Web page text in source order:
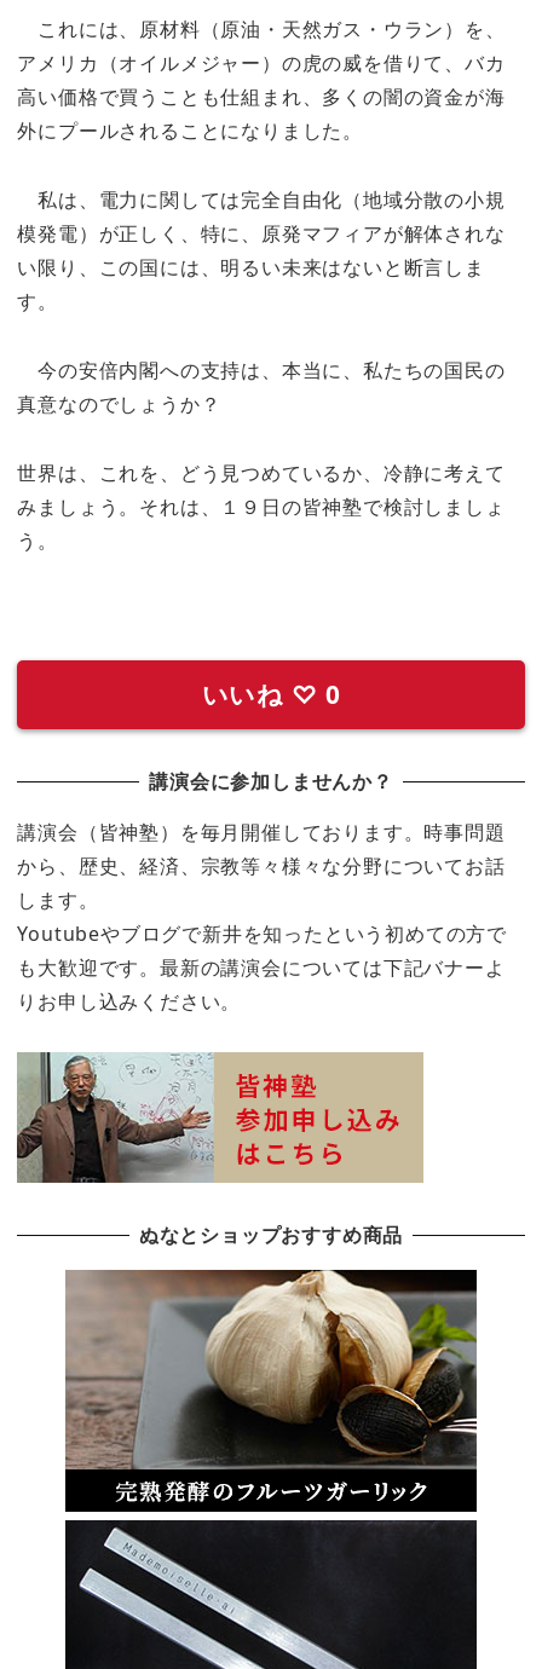
これには、原材料（原油・天然ガス・ウラン）を、
アメリカ（オイルメジャー）の虎の威を借りて、バカ
高い価格で買うことも仕組まれ、多くの闇の資金が海
外にプールされることになりました。
私は、電力に関しては完全自由化（地域分散の小規
模発電）が正しく、特に、原発マフィアが解体されな
い限り、この国には、明るい未来はないと断言しま
す。
今の安倍内閣への支持は、本当に、私たちの国民の
真意なのでしょうか？
世界は、これを、どう見つめているか、冷静に考えて
みましょう。それは、１９日の皆神塾で検討しましょ
う。
いいね ♡ 0
講演会に参加しませんか？
講演会（皆神塾）を毎月開催しております。時事問題
から、歴史、経済、宗教等々様々な分野についてお話
します。
Youtubeやブログで新井を知ったという初めての方で
も大歓迎です。最新の講演会については下記バナーよ
りお申し込みください。
ぬなとショップおすすめ商品